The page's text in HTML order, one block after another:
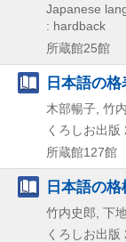
Japanese
: hardback
所蔵館25館
日本語の格
木部暢子, 竹
くろしお出版
所蔵館127館
日本語の
竹内史郎, 下
くろしお出版